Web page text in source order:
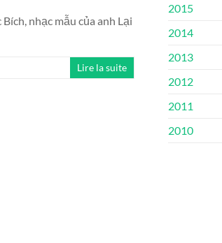
nhạc mẫu của anh Lại
Lire la suite
2015
2014
2013
2012
2011
2010